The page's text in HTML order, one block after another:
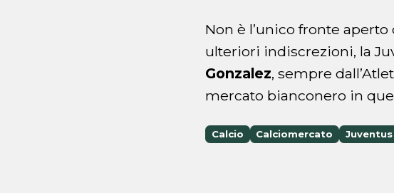
Non è l’unico fronte
ulteriori indiscrezioni, la
Gonzalez, sempre
mercato bianconero in
Calcio Calciomercato Juventus